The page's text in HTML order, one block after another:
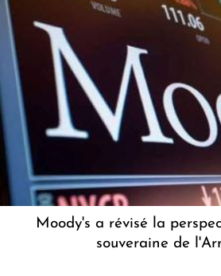
Moody's a révisé la
souveraine de